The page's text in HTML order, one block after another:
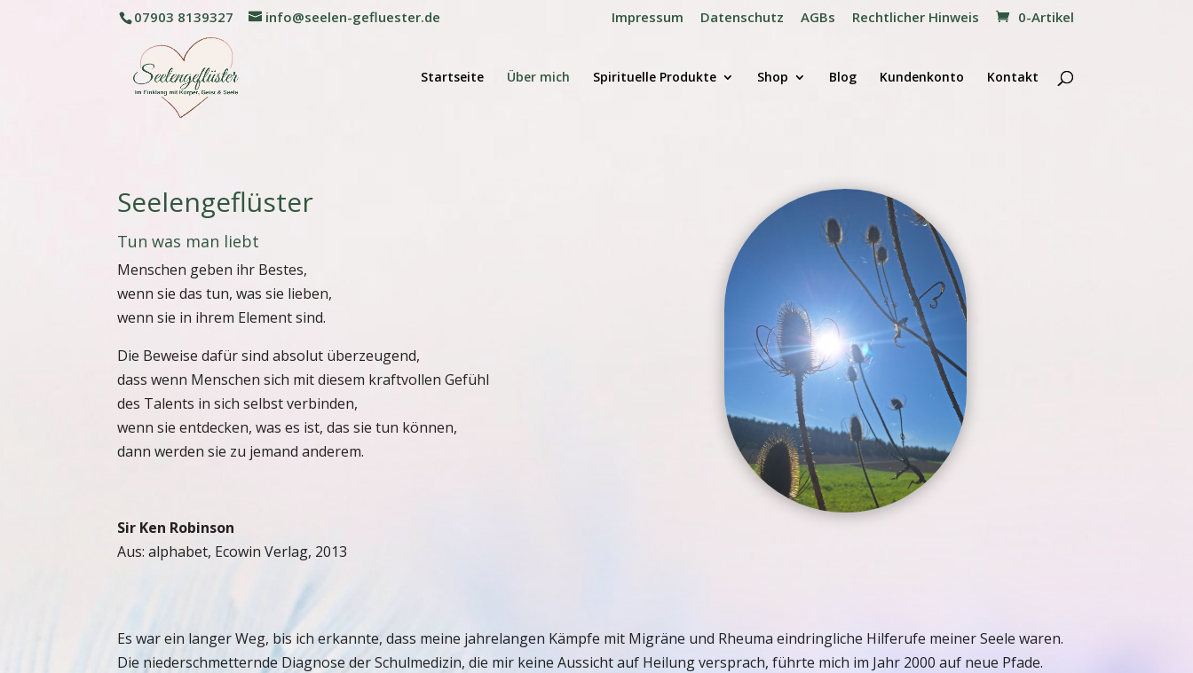
07903 8139327 info@seelen-gefluester.de Impressum Datenschutz AGBs Rechtlicher Hinweis 0-Artikel
Startseite Über mich Spirituelle Produkte Shop Blog Kundenkonto Kontakt
Seelengeflüster
Tun was man liebt
Menschen geben ihr Bestes,
wenn sie das tun, was sie lieben,
wenn sie in ihrem Element sind.
Die Beweise dafür sind absolut überzeugend,
dass wenn Menschen sich mit diesem kraftvollen Gefühl
des Talents in sich selbst verbinden,
wenn sie entdecken, was es ist, das sie tun können,
dann werden sie zu jemand anderem.
Sir Ken Robinson
Aus: alphabet, Ecowin Verlag, 2013
Es war ein langer Weg, bis ich erkannte, dass meine jahrelangen Kämpfe mit Migräne und Rheuma eindringliche Hilferufe meiner Seele waren.
Die niederschmetternde Diagnose der Schulmedizin, die mir keine Aussicht auf Heilung versprach, führte mich im Jahr 2000 auf neue Pfade.